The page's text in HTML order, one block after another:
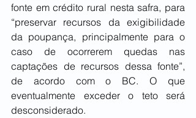
fonte em crédito rural nesta safra, para
“preservar recursos da exigibilidade
da poupança, principalmente para o
caso de ocorrerem quedas nas
captações de recursos dessa fonte”,
de acordo com o BC. O que
eventualmente exceder o teto será
desconsiderado.